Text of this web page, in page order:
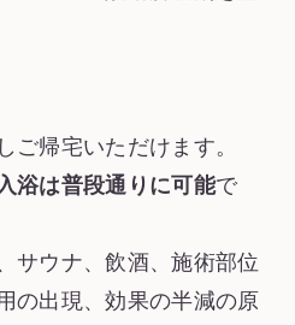
ご帰宅いただけます。
浴は普段通りに可能で
サウナ、飲酒、施術部位
の出現、効果の半減の原